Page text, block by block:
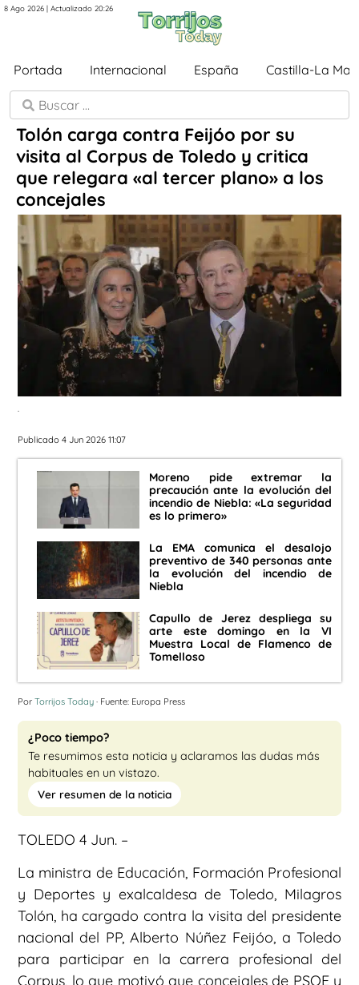
8 Ago 2026 | Actualizado 20:26
Portada Internacional España Castilla-La
Tolón carga contra Feijóo por su
visita al Corpus de Toledo y critica
que relegara «al tercer plano» a los
concejales
.
Publicado 4 Jun 2026 11:07
Moreno pide extremar la
precaución ante la evolución del
incendio de Niebla: «La seguridad
es lo primero»
La EMA comunica el desalojo
preventivo de 340 personas ante
la evolución del incendio de
Niebla
Capullo de Jerez despliega su
arte este domingo en la VI
Muestra Local de Flamenco de
Tomelloso
Por Torrijos Today · Fuente: Europa Press
¿Poco tiempo?
Te resumimos esta noticia y aclaramos las dudas más
habituales en un vistazo.
Ver resumen de la noticia
TOLEDO 4 Jun. –
La ministra de Educación, Formación Profesional
y Deportes y exalcaldesa de Toledo, Milagros
Tolón, ha cargado contra la visita del presidente
nacional del PP, Alberto Núñez Feijóo, a Toledo
para participar en la carrera profesional del
Corpus, lo que motivó que concejales de PSOE y